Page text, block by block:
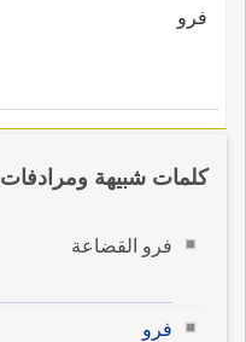
فرو
كلمات شبيهة ومرادفات
فرو القضاعة
فرو